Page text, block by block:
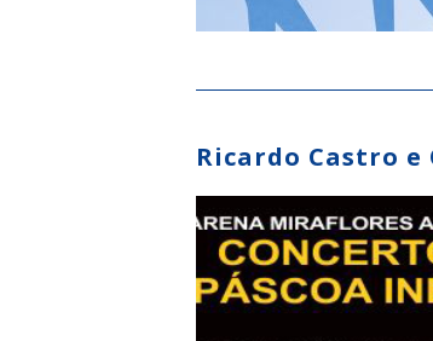
Ricardo Castro